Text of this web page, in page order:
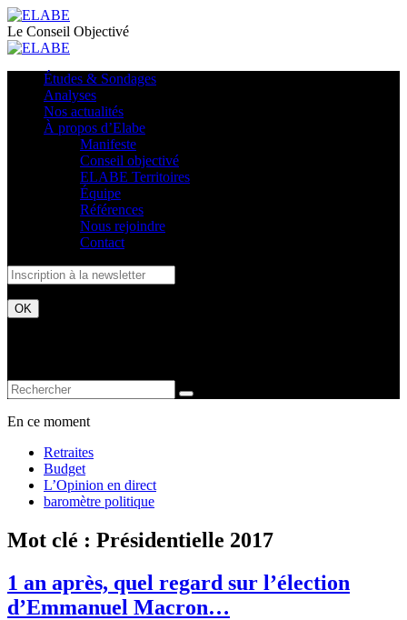
Le Conseil Objectivé
Études & Sondages
Analyses
Nos actualités
À propos d’Elabe
Manifeste
Conseil objectivé
ELABE Territoires
Équipe
Références
Nous rejoindre
Contact
En ce moment
Retraites
Budget
L’Opinion en direct
baromètre politique
Mot clé : Présidentielle 2017
1 an après, quel regard sur l’élection
d’Emmanuel Macron…